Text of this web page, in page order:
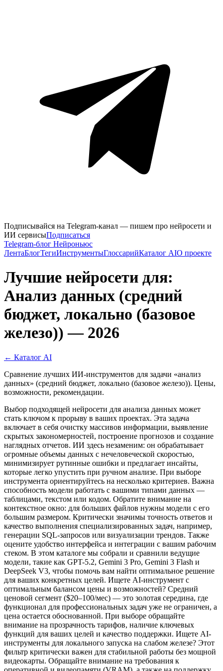
Подписывайся на Telegram-канал — пишем про нейросети и
ИИ сервисыПодписаться
Telegram-блог Нейроньюс
ЛентаБлогТегиИнструментыГлоссарийКаталог AIО проекте
Лучшие нейросети для:
Анализ данных (средний
бюджет, локально (базовое
железо)) — 2026
← Каталог AI
Сравнение лучших ИИ-инструментов для задачи «анализ
данных» (средний бюджет, локально (базовое железо)). Цены,
возможности, рекомендации.
Выбор подходящей нейросети для анализа данных может
стать ключом к прорыву в ваших проектах. Эта задача
включает в себя очистку массивов информации, выявление
скрытых закономерностей, построение прогнозов и создание
наглядных отчетов. ИИ здесь незаменим: он обрабатывает
огромные объемы данных с нечеловеческой скоростью,
минимизирует рутинные ошибки и предлагает инсайты,
которые легко упустить при ручном анализе. При выборе
инструмента ориентируйтесь на несколько критериев. Важна
способность модели работать с вашими типами данных —
таблицами, текстом или кодом. Обратите внимание на
контекстное окно: для больших файлов нужны модели с его
большим размером. Критически значимы точность ответов и
качество выполнения специализированных задач, например,
генерации SQL-запросов или визуализации трендов. Также
оцените удобство интерфейса и интеграции с вашим рабочим
стеком. В этом каталоге мы собрали и сравнили ведущие
модели, такие как GPT-5.2, Gemini 3 Pro, Gemini 3 Flash и
DeepSeek V3, чтобы помочь вам найти оптимальное решение
для ваших конкретных целей. Ищете AI-инструмент с
оптимальным балансом цены и возможностей? Средний
ценовой сегмент ($20–100/мес) — это золотая середина, где
функционал для профессиональных задач уже не ограничен, а
цена остается обоснованной. При выборе обращайте
внимание на прозрачность тарифов, наличие ключевых
функций для ваших целей и качество поддержки. Ищете AI-
инструменты для локального запуска на слабом железе? Этот
фильтр критически важен для стабильной работы без мощной
видеокарты. Обращайте внимание на требования к